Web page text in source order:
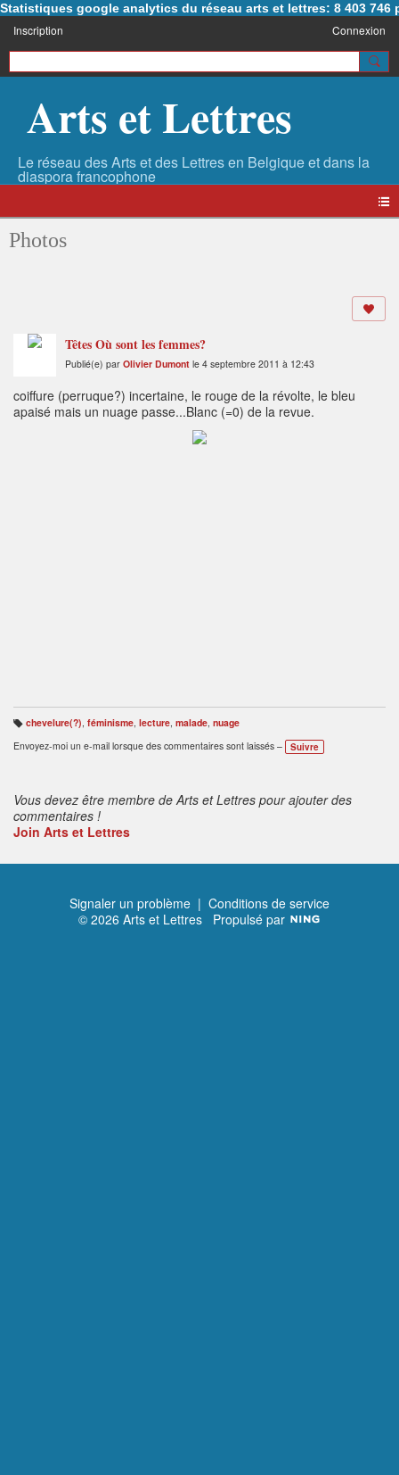
Statistiques google analytics du réseau arts et lettres: 8 403 746
Inscription Connexion
Arts et Lettres
Photos
Têtes Où sont les femmes?
Publié(e) par Olivier Dumont le 4 septembre 2011 à 12:43
coiffure (perruque?) incertaine, le rouge de la révolte, le bleu
apaisé mais un nuage passe...Blanc (=0) de la revue.
B
ali
s
chevelure(?), féminisme, lecture, malade, nuage
Envoyez-moi un e-mail lorsque des commentaires sont laissés –
Suivre
Vous devez être membre de Arts et Lettres pour ajouter des
commentaires !
Join Arts et Lettres
Signaler un problème | Conditions de service
© 2026 Arts et Lettres Propulsé par